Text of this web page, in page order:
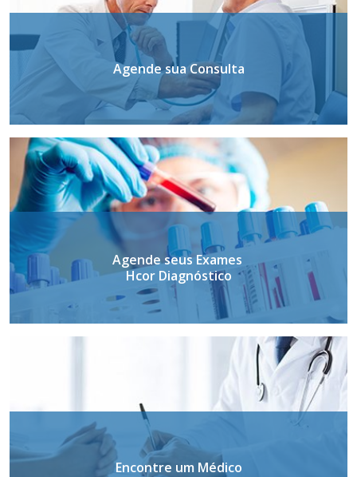
Agende sua Consulta
Agende seus Exames
Hcor Diagnóstico
Encontre um Médico